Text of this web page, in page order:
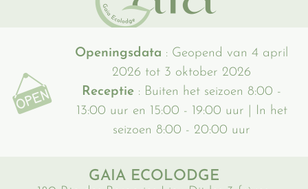
Openingsdata : Geopend van 4 april
2026 tot 3 oktober 2026
Receptie : Buiten het seizoen 8:00 -
13:00 uur en 15:00 - 19:00 uur | In het
seizoen 8:00 - 20:00 uur
GAIA ECOLODGE